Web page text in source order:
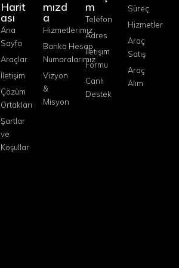
Harit
ası
Ana
Sayfa
Araçlar
İletişim
Çözüm
Ortakları
Şartlar
ve
Koşullar
mızd
a
Hizmetlerimiz
Banka Hesap
Numaralarımız
Vizyon
&
Misyon
m
Telefon
Adres
İletişim
Formu
Canlı
Destek
Süreç
Hizmetler
Araç
Satış
Araç
Alım